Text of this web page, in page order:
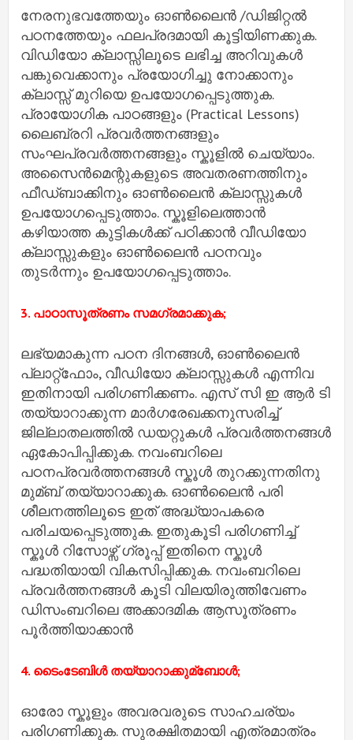
നേരനുഭവത്തേയും ഓണ്‍ലൈന്‍ /ഡിജിറ്റല്‍
പഠനത്തേയും ഫലപ്രദമായി കൂട്ടിയിണക്കുക.
വിഡിയോ ക്ലാസ്സിലൂടെ ലഭിച്ച അറിവുകള്‍
പങ്കുവെക്കാനും പ്രയോഗിച്ചു നോക്കാനും
ക്ലാസ്സ് മുറിയെ ഉപയോഗപ്പെടുത്തുക.
പ്രായോഗിക പാഠങ്ങളും (Practical Lessons)
ലൈബ്രറി പ്രവര്‍ത്തനങ്ങളും
സംഘപ്രവര്‍ത്തനങ്ങളും സ്കൂളില്‍ ചെയ്യാം.
അസൈന്‍മെന്റുകളുടെ അവതരണത്തിനും
ഫീഡ്ബാക്കിനും ഓണ്‍ലൈന്‍ ക്ലാസ്സുകള്‍
ഉപയോഗപ്പെടുത്താം. സ്കൂളിലെത്താന്‍
കഴിയാത്ത കുട്ടികള്‍ക്ക് പഠിക്കാന്‍ വീഡിയോ
ക്ലാസ്സുകളും ഓണ്‍ലൈന്‍ പഠനവും
തുടര്‍ന്നും ഉപയോഗപ്പെടുത്താം.
3. പാഠാസൂത്രണം സമഗ്രമാക്കുക;
ലഭ്യമാകുന്ന പഠന ദിനങ്ങള്‍, ഓണ്‍ലൈന്‍
പ്ലാറ്റ്ഫോം, വീഡിയോ ക്ലാസ്സുകള്‍ എന്നിവ
ഇതിനായി പരിഗണിക്കണം. എസ് സി ഇ ആര്‍ ടി
തയ്യാറാക്കുന്ന മാര്‍ഗരേഖക്കനുസരിച്ച്‌
ജില്ലാതലത്തില്‍ ഡയറ്റുകള്‍ പ്രവര്‍ത്തനങ്ങള്‍
ഏകോപിപ്പിക്കുക. നവംബറിലെ
പഠനപ്രവര്‍ത്തനങ്ങള്‍ സ്കൂള്‍ തുറക്കുന്നതിനു
മുമ്ബ് തയ്യാറാക്കുക. ഓണ്‍ലൈന്‍ പരി
ശീലനത്തിലൂടെ ഇത് അദ്ധ്യാപകരെ
പരിചയപ്പെടുത്തുക. ഇതുകൂടി പരിഗണിച്ച്‌
സ്കൂള്‍ റിസോഴ്സ് ഗ്രൂപ്പ് ഇതിനെ സ്കൂള്‍
പദ്ധതിയായി വികസിപ്പിക്കുക. നവംബറിലെ
പ്രവര്‍ത്തനങ്ങള്‍ കൂടി വിലയിരുത്തിവേണം
ഡിസംബറിലെ അക്കാദമിക ആസൂത്രണം
പൂര്‍ത്തിയാക്കാന്‍
4. ടൈംടേബിള്‍ തയ്യാറാക്കുമ്ബോള്‍;
ഓരോ സ്കൂളും അവരവരുടെ സാഹചര്യം
പരിഗണിക്കുക. സുരക്ഷിതമായി എത്രമാത്രം